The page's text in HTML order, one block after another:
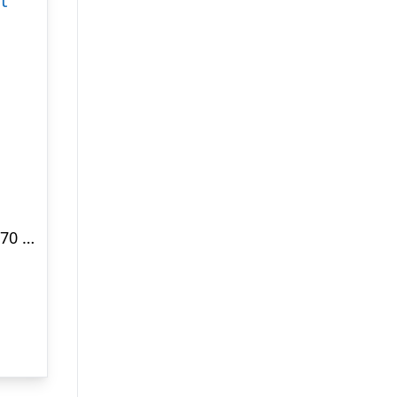
3″ Ru – Sort RAL 9005 22×70 Færdigmalet Træbeklædning